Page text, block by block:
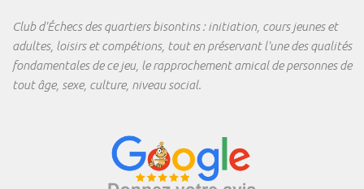
Club d'Échecs des quartiers bisontins : initiation, cours jeunes et
adultes, loisirs et compétions, tout en préservant l'une des qualités
fondamentales de ce jeu, le rapprochement amical de personnes de
tout âge, sexe, culture, niveau social.